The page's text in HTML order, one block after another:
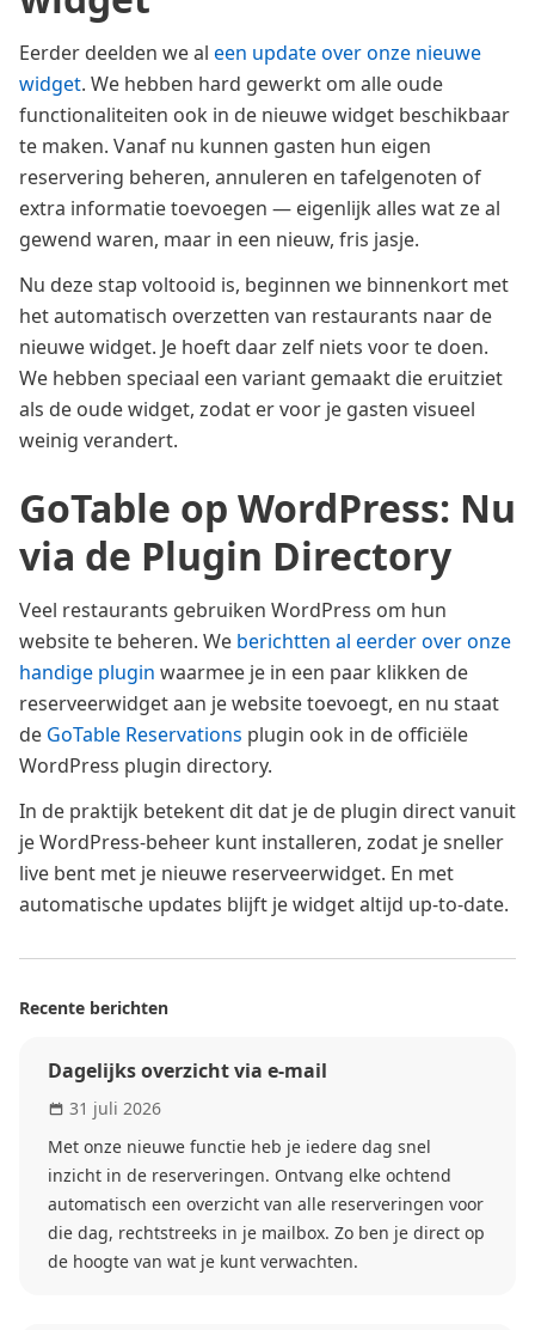
Eerder deelden we al een update over onze nieuwe
widget. We hebben hard gewerkt om alle oude
functionaliteiten ook in de nieuwe widget beschikbaar
te maken. Vanaf nu kunnen gasten hun eigen
reservering beheren, annuleren en tafelgenoten of
extra informatie toevoegen — eigenlijk alles wat ze al
gewend waren, maar in een nieuw, fris jasje.
Nu deze stap voltooid is, beginnen we binnenkort met
het automatisch overzetten van restaurants naar de
nieuwe widget. Je hoeft daar zelf niets voor te doen.
We hebben speciaal een variant gemaakt die eruitziet
als de oude widget, zodat er voor je gasten visueel
weinig verandert.
GoTable op WordPress: Nu
via de Plugin Directory
Veel restaurants gebruiken WordPress om hun
website te beheren. We berichtten al eerder over onze
handige plugin waarmee je in een paar klikken de
reserveerwidget aan je website toevoegt, en nu staat
de GoTable Reservations plugin ook in de officiële
WordPress plugin directory.
In de praktijk betekent dit dat je de plugin direct vanuit
je WordPress-beheer kunt installeren, zodat je sneller
live bent met je nieuwe reserveerwidget. En met
automatische updates blijft je widget altijd up-to-date.
Recente berichten
Dagelijks overzicht via e-mail
31 juli 2026
Met onze nieuwe functie heb je iedere dag snel
inzicht in de reserveringen. Ontvang elke ochtend
automatisch een overzicht van alle reserveringen voor
die dag, rechtstreeks in je mailbox. Zo ben je direct op
de hoogte van wat je kunt verwachten.